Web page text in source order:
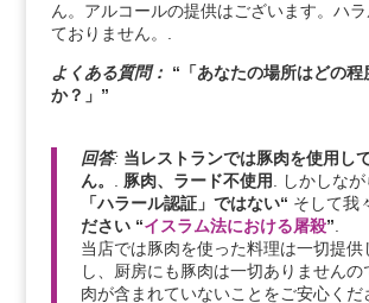
ん。アルコールの提供はございます。ハ
ておりません。.
よくある質問： “「あなたの場所はどの
か？」”
回答: 当レストランでは豚肉を使用し
ん。 . 豚肉、ラード不使用. しかしな
「ハラール認証」ではない“ そして我
ださい “イスラム法における屠殺”.
当店では豚肉を使った料理は一切提供
し、厨房にも豚肉は一切ありません
肉が含まれていないことをご安心くだ